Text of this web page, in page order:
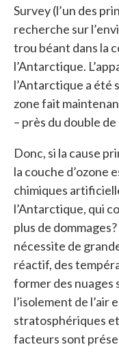
Survey (l’un des
recherche sur
trou béant dans la
l’Antarctique.
l’Antarctique a été
zone fait
– près du double
Donc, si la cause
la couche d’ozone
chimiques
l’Antarctique, qui
plus de
nécessite de
réactif, des
former des nuages
l’isolement de l’air
stratosphériques
facteurs sont